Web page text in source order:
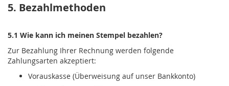
5. Bezahlmethoden
5.1 Wie kann ich meinen Stempel bezahlen?
Zur Bezahlung Ihrer Rechnung werden folgende
Zahlungsarten akzeptiert:
Vorauskasse (Überweisung auf unser Bankkonto)